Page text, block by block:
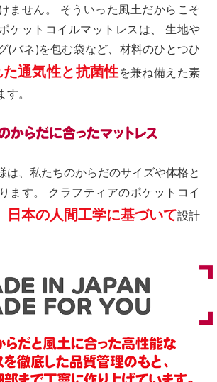
ません。 そういった風土だからこそ
ケットコイルマットレスは、 生地や
(バネ)を包む袋など、材料のひとつひ
通気性と抗菌性を兼ね備えた素
。
は、私たちのからだのサイズや体格と
ます。 クラフティアのポケットコイ
日本の人間工学に基づいて設計